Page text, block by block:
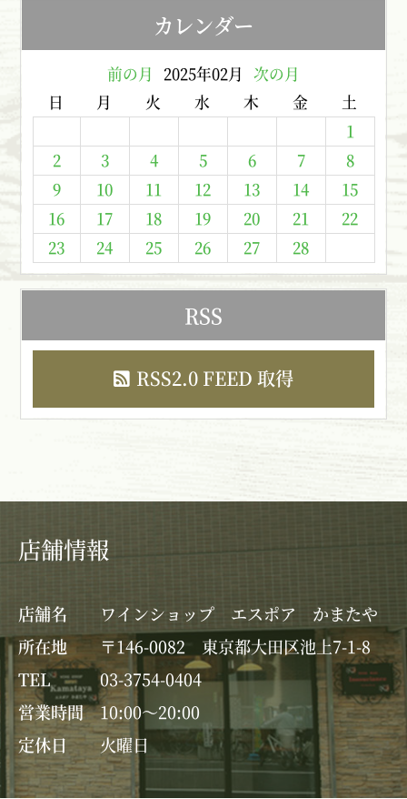
カレンダー
前の月 2025年02月 次の月
日
月 火 水 木 金
土
1
2
3 4 5 6 7
8
9
10 11 12 13 14
15
16
17 18 19 20 21
22
23
24 25 26 27 28
RSS
RSS2.0 FEED 取得
店舗情報
店舗名
ワインショップ エスポア かまたや
所在地
〒146-0082 東京都大田区池上7-1-8
TEL
03-3754-0404
営業時間
10:00～20:00
定休日
火曜日